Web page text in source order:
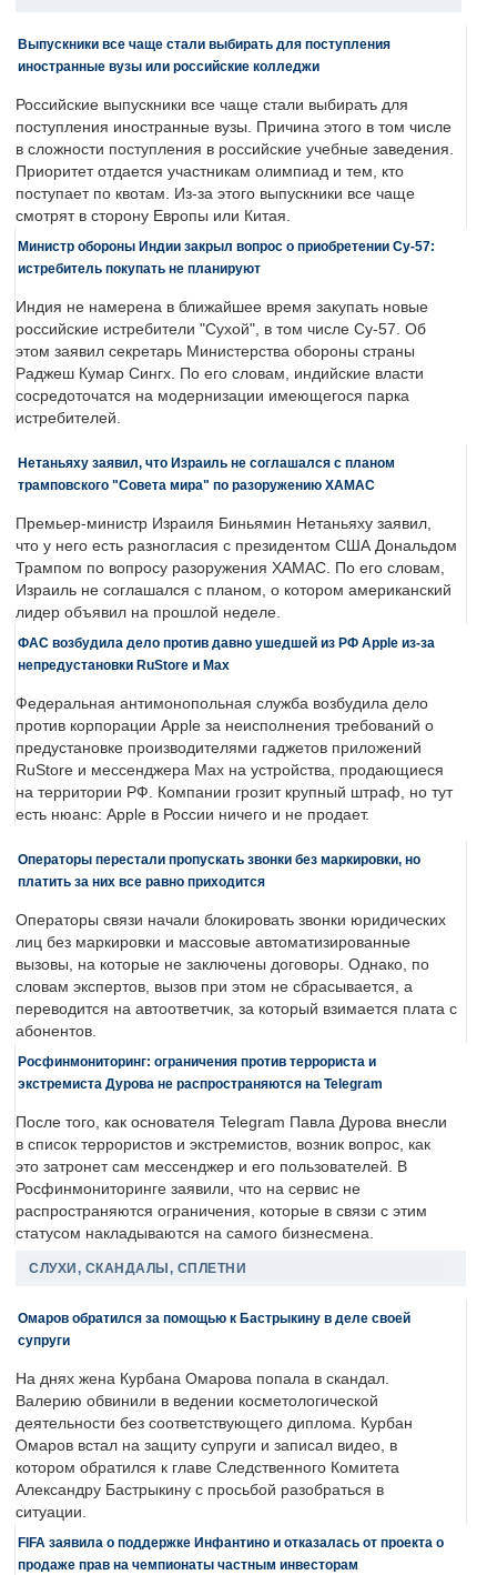
Выпускники все чаще стали выбирать для поступления
иностранные вузы или российские колледжи
Российские выпускники все чаще стали выбирать для
поступления иностранные вузы. Причина этого в том числе
в сложности поступления в российские учебные заведения.
Приоритет отдается участникам олимпиад и тем, кто
поступает по квотам. Из-за этого выпускники все чаще
смотрят в сторону Европы или Китая.
Министр обороны Индии закрыл вопрос о приобретении Су-57:
истребитель покупать не планируют
Индия не намерена в ближайшее время закупать новые
российские истребители "Сухой", в том числе Су-57. Об
этом заявил секретарь Министерства обороны страны
Раджеш Кумар Сингх. По его словам, индийские власти
сосредоточатся на модернизации имеющегося парка
истребителей.
Нетаньяху заявил, что Израиль не соглашался с планом
трамповского "Совета мира" по разоружению ХАМАС
Премьер-министр Израиля Биньямин Нетаньяху заявил,
что у него есть разногласия с президентом США Дональдом
Трампом по вопросу разоружения ХАМАС. По его словам,
Израиль не соглашался с планом, о котором американский
лидер объявил на прошлой неделе.
ФАС возбудила дело против давно ушедшей из РФ Apple из-за
непредустановки RuStore и Max
Федеральная антимонопольная служба возбудила дело
против корпорации Apple за неисполнения требований о
предустановке производителями гаджетов приложений
RuStore и мессенджера Max на устройства, продающиеся
на территории РФ. Компании грозит крупный штраф, но тут
есть нюанс: Apple в России ничего и не продает.
Операторы перестали пропускать звонки без маркировки, но
платить за них все равно приходится
Операторы связи начали блокировать звонки юридических
лиц без маркировки и массовые автоматизированные
вызовы, на которые не заключены договоры. Однако, по
словам экспертов, вызов при этом не сбрасывается, а
переводится на автоответчик, за который взимается плата с
абонентов.
Росфинмониторинг: ограничения против террориста и
экстремиста Дурова не распространяются на Telegram
После того, как основателя Telegram Павла Дурова внесли
в список террористов и экстремистов, возник вопрос, как
это затронет сам мессенджер и его пользователей. В
Росфинмониторинге заявили, что на сервис не
распространяются ограничения, которые в связи с этим
статусом накладываются на самого бизнесмена.
СЛУХИ, СКАНДАЛЫ, СПЛЕТНИ
Омаров обратился за помощью к Бастрыкину в деле своей
супруги
На днях жена Курбана Омарова попала в скандал.
Валерию обвинили в ведении косметологической
деятельности без соответствующего диплома. Курбан
Омаров встал на защиту супруги и записал видео, в
котором обратился к главе Следственного Комитета
Александру Бастрыкину с просьбой разобраться в
ситуации.
FIFA заявила о поддержке Инфантино и отказалась от проекта о
продаже прав на чемпионаты частным инвесторам